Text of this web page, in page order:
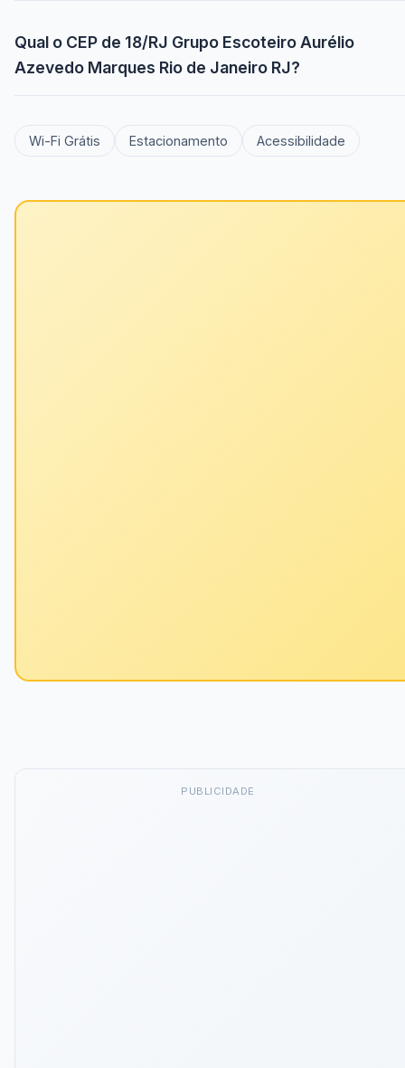
Qual o CEP de 18/RJ Grupo Escoteiro Aurélio
Azevedo Marques Rio de Janeiro RJ?
Wi-Fi Grátis Estacionamento Acessibilidade
PUBLICIDADE